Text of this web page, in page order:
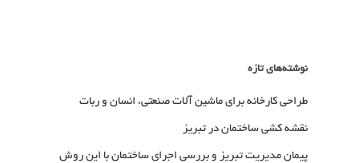
نوشته‌های تازه
طراحی کارخانه برای ماشین آلات صنعتی، انسان و ربات
نقشه کشی ساختمان در تبریز
پیمان مدیریت تبریز و بررسی اجرای ساختمان با این روش